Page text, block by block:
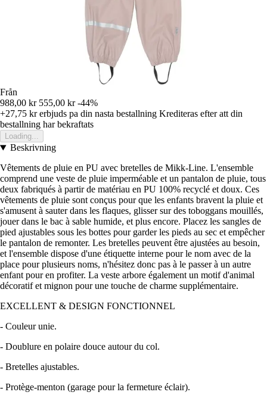
Från
988,00 kr 555,00 kr -44%
+27,75 krerbjuds pa din nasta bestallning Krediteras efter att din
bestallning har bekraftats
Loading...
Beskrivning
Vêtements de pluie en PU avec bretelles de Mikk-Line. L'ensemble
comprend une veste de pluie imperméable et un pantalon de pluie, tous
deux fabriqués à partir de matériau en PU 100% recyclé et doux. Ces
vêtements de pluie sont conçus pour que les enfants bravent la pluie et
s'amusent à sauter dans les flaques, glisser sur des toboggans mouillés,
jouer dans le bac à sable humide, et plus encore. Placez les sangles de
pied ajustables sous les bottes pour garder les pieds au sec et empêcher
le pantalon de remonter. Les bretelles peuvent être ajustées au besoin,
et l'ensemble dispose d'une étiquette interne pour le nom avec de la
place pour plusieurs noms, n'hésitez donc pas à le passer à un autre
enfant pour en profiter. La veste arbore également un motif d'animal
décoratif et mignon pour une touche de charme supplémentaire.
EXCELLENT & DESIGN FONCTIONNEL
- Couleur unie.
- Doublure en polaire douce autour du col.
- Bretelles ajustables.
- Protège-menton (garage pour la fermeture éclair).